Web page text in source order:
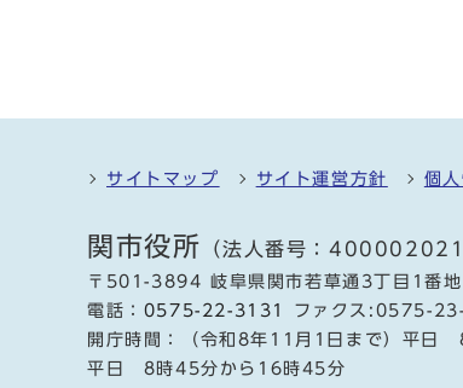
サイトマップ サイト運営方針 個
関市役所 （法人番号：
〒501-3894 岐阜県関市若草通3丁目1番地
電話： 0575-22-3131
ファクス:0575-
開庁時間：（令和8年11月1日まで）平日
平日 8時45分から16時45分